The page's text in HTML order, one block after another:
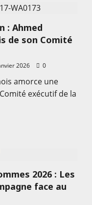
: Ahmed
de son Comité
2026 0
amorce une
exécutif de la
2026 : Les
face au